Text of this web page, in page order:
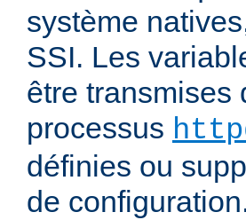
système
SSI. Les
être transmises
processus
définies ou
de